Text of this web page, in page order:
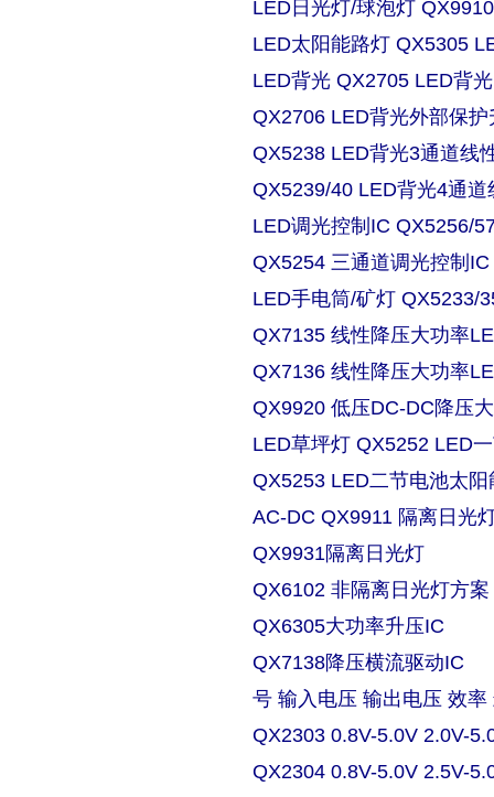
LED日光灯/球泡灯
LED太阳能路灯 QX5305
LED背光 QX2705 LED背
QX2706 LED背光外部保
QX5238 LED背光3通道线
QX5239/40 LED背光4通
LED调光控制IC QX5256/
QX5254 三通道调光控制
LED手电筒/矿灯 QX5233/
QX7135 线性降压大功率
QX7136 线性降压大功率
QX9920 低压DC-DC降压
LED草坪灯 QX5252 LED
QX5253 LED二节电池太
AC-DC QX9911 隔离日光
QX9931隔离日光灯
QX6102 非隔离日光灯方案
QX6305大功率升压IC
QX7138降压横流驱动IC
号 输入电压 输出电压 效率
QX2303 0.8V-5.0V 2.0V-
QX2304 0.8V-5.0V 2.5V-